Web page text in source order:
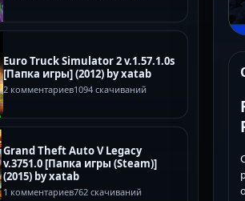
Euro Truck Simulator 2 v.1.57.1.0s
[Папка игры] (2012) by xatab
2 комментариев1094 скачиваний
Grand Theft Auto V Legacy
v.3751.0 [Папка игры (Steam)]
(2015) by xatab
1 комментариев762 скачиваний